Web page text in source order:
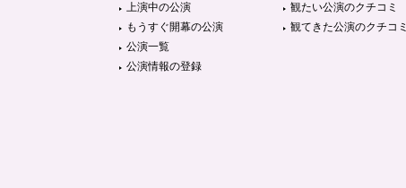
上演中の公演
もうすぐ開幕の公演
公演一覧
公演情報の登録
観たい公演のクチコミ
観てきた公演のクチコミ